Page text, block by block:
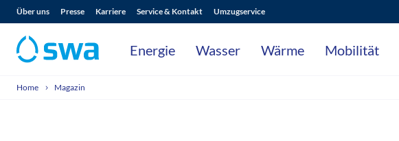
Über uns Presse Karriere Service & Kontakt Umzugservice
Energie Wasser Wärme Mobilität
Home Magazin